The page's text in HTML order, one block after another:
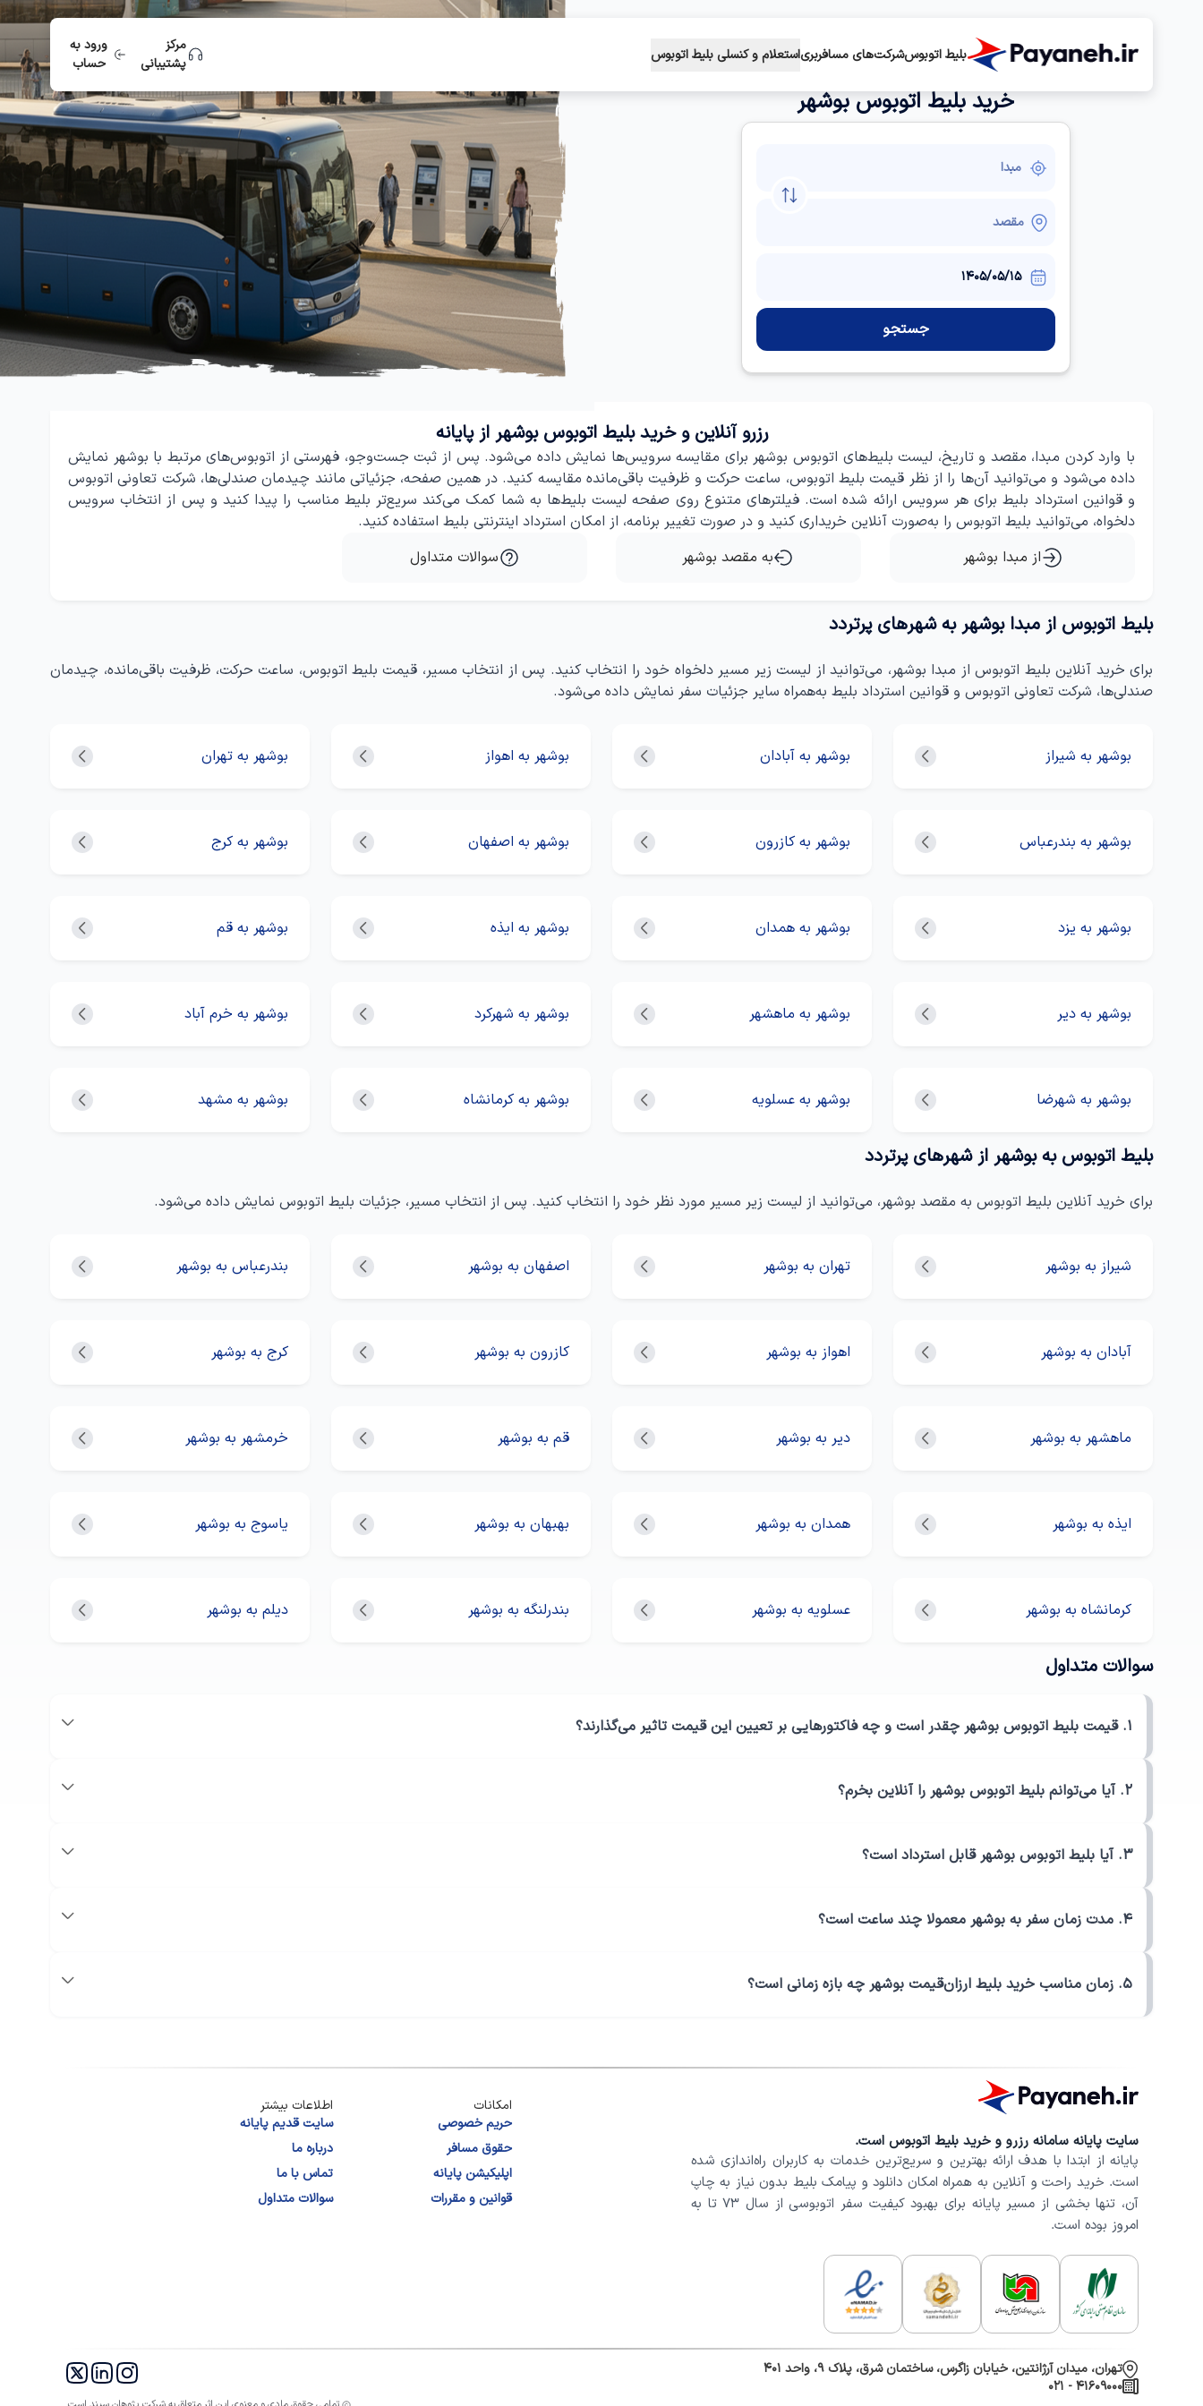
بلیط اتوبوسشرکت‌های مسافربریاستعلام و کنسلی بلیط اتوبوس
مرکز
پشتیبانی
ورود به
حساب
خرید بلیط اتوبوس بوشهر
جستجو
رزرو آنلاین و خرید بلیط اتوبوس بوشهر از پایانه
با وارد کردن مبدا، مقصد و تاریخ، لیست بلیط‌های اتوبوس بوشهر برای مقایسه سرویس‌ها نمایش داده می‌شود. پس از ثبت جست‌وجو، فهرستی از اتوبوس‌های مرتبط با بوشهر نمایش
داده می‌شود و می‌توانید آن‌ها را از نظر قیمت بلیط اتوبوس، ساعت حرکت و ظرفیت باقی‌مانده مقایسه کنید. در همین صفحه، جزئیاتی مانند چیدمان صندلی‌ها، شرکت تعاونی اتوبوس
و قوانین استرداد بلیط برای هر سرویس ارائه شده است. فیلترهای متنوع روی صفحه لیست بلیط‌ها به شما کمک می‌کند سریع‌تر بلیط مناسب را پیدا کنید و پس از انتخاب سرویس
دلخواه، می‌توانید بلیط اتوبوس را به‌صورت آنلاین خریداری کنید و در صورت تغییر برنامه، از امکان استرداد اینترنتی بلیط استفاده کنید.
از مبدا بوشهر
به مقصد بوشهر سوالات متداول
بلیط اتوبوس از مبدا بوشهر به شهرهای پرتردد
برای خرید آنلاین بلیط اتوبوس از مبدا بوشهر، می‌توانید از لیست زیر مسیر دلخواه خود را انتخاب کنید. پس از انتخاب مسیر، قیمت بلیط اتوبوس، ساعت حرکت، ظرفیت باقی‌مانده، چیدمان
صندلی‌ها، شرکت تعاونی اتوبوس و قوانین استرداد بلیط به‌همراه سایر جزئیات سفر نمایش داده می‌شود.
بوشهر به شیراز بوشهر به آبادان بوشهر به اهواز بوشهر به تهران
بوشهر به بندرعباس بوشهر به کازرون بوشهر به اصفهان بوشهر به کرج
بوشهر به یزد بوشهر به همدان بوشهر به ایذه بوشهر به قم
بوشهر به دیر بوشهر به ماهشهر بوشهر به شهرکرد بوشهر به خرم آباد
بوشهر به شهرضا بوشهر به عسلویه بوشهر به کرمانشاه بوشهر به مشهد
بلیط اتوبوس به بوشهر از شهرهای پرتردد
برای خرید آنلاین بلیط اتوبوس به مقصد بوشهر، می‌توانید از لیست زیر مسیر مورد نظر خود را انتخاب کنید. پس از انتخاب مسیر، جزئیات بلیط اتوبوس نمایش داده می‌شود.
شیراز به بوشهر تهران به بوشهر اصفهان به بوشهر بندرعباس به بوشهر
آبادان به بوشهر اهواز به بوشهر کازرون به بوشهر کرج به بوشهر
ماهشهر به بوشهر دیر به بوشهر قم به بوشهر خرمشهر به بوشهر
ایذه به بوشهر همدان به بوشهر بهبهان به بوشهر یاسوج به بوشهر
کرمانشاه به بوشهر عسلویه به بوشهر بندرلنگه به بوشهر دیلم به بوشهر
سوالات متداول
1. قیمت بلیط اتوبوس بوشهر چقدر است و چه فاکتورهایی بر تعیین این قیمت تاثیر می‌گذارند؟
2. آیا می‌توانم بلیط اتوبوس بوشهر را آنلاین بخرم؟
3. آیا بلیط اتوبوس بوشهر قابل استرداد است؟
4. مدت زمان سفر به بوشهر معمولا چند ساعت است؟
5. زمان مناسب خرید بلیط ارزان‌قیمت بوشهر چه بازه زمانی است؟
سایت پایانه سامانه رزرو و خرید بلیط اتوبوس است.
پایانه از ابتدا با هدف ارائه بهترین و سریع‌ترین خدمات به کاربران راه‌اندازی شده
است. خرید راحت و آنلاین به همراه امکان دانلود و پیامک بلیط بدون نیاز به چاپ
آن، تنها بخشی از مسیر پایانه برای بهبود کیفیت سفر اتوبوسی از سال ۷۳ تا به
امروز بوده است.
امکانات
حریم خصوصی
حقوق مسافر
اپلیکیشن پایانه
قوانین و مقررات
اطلاعات بیشتر
سایت قدیم پایانه
درباره ما
تماس با ما
سوالات متداول
تهران، میدان آرژانتین، خیابان زاگرس، ساختمان شرق، پلاک 9، واحد 401
۰۲۱ - ۴۱۶۰۹۰۰۰